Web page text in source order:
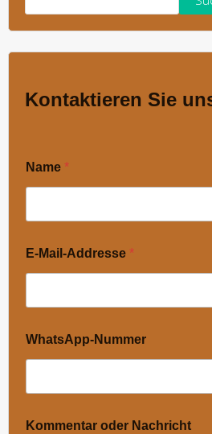
Kontaktieren Sie
Name *
E-Mail-Addresse *
WhatsApp-Nummer
Kommentar oder Nachricht